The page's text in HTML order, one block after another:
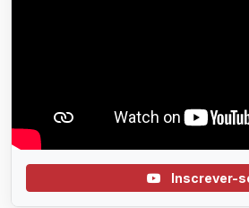
Inscrever-